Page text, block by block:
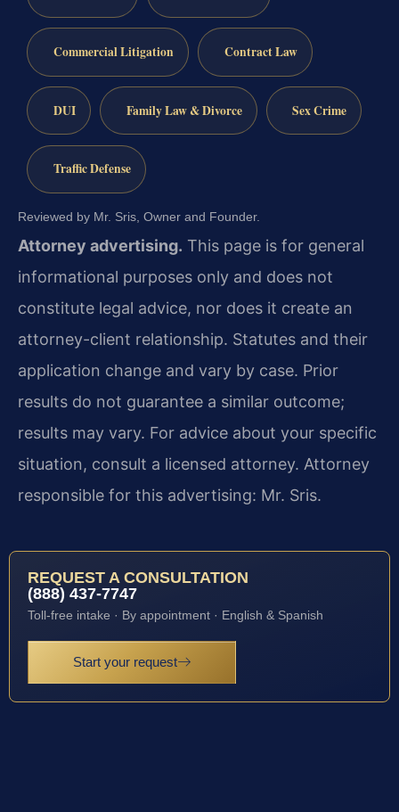
Commercial Litigation Contract Law
DUI Family Law & Divorce Sex Crime
Traffic Defense
Reviewed by Mr. Sris, Owner and Founder.
Attorney advertising. This page is for general
informational purposes only and does not
constitute legal advice, nor does it create an
attorney-client relationship. Statutes and their
application change and vary by case. Prior
results do not guarantee a similar outcome;
results may vary. For advice about your specific
situation, consult a licensed attorney. Attorney
responsible for this advertising: Mr. Sris.
REQUEST A CONSULTATION
(888) 437-7747
Toll-free intake · By appointment · English & Spanish
Start your request